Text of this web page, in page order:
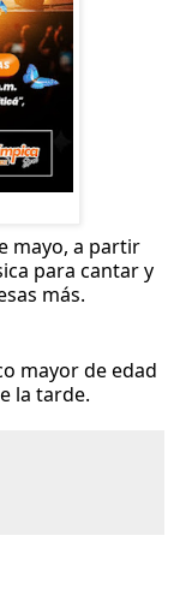
mayo, a partir
para cantar y
más.
mayor de edad
la tarde.